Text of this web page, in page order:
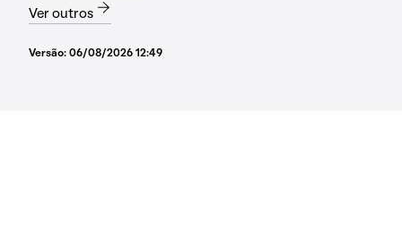
Ver outros
Versão: 06/08/2026 12:49